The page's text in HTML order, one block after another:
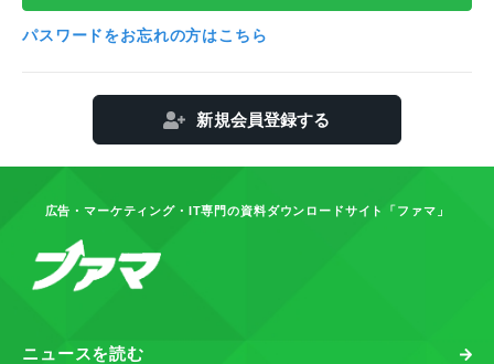
パスワードをお忘れの方はこちら
新規会員登録する
広告・マーケティング・IT専門の資料ダウンロードサイト「ファマ」
ニュースを読む